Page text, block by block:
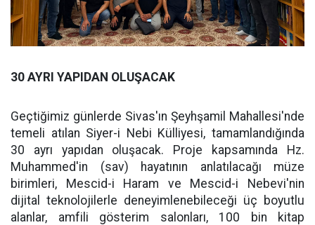
30 AYRI YAPIDAN OLUŞACAK
Geçtiğimiz günlerde Sivas'ın Şeyhşamil Mahallesi'nde
temeli atılan Siyer-i Nebi Külliyesi, tamamlandığında
30 ayrı yapıdan oluşacak. Proje kapsamında Hz.
Muhammed'in (sav) hayatının anlatılacağı müze
birimleri, Mescid-i Haram ve Mescid-i Nebevi'nin
dijital teknolojilerle deneyimlenebileceği üç boyutlu
alanlar, amfili gösterim salonları, 100 bin kitap